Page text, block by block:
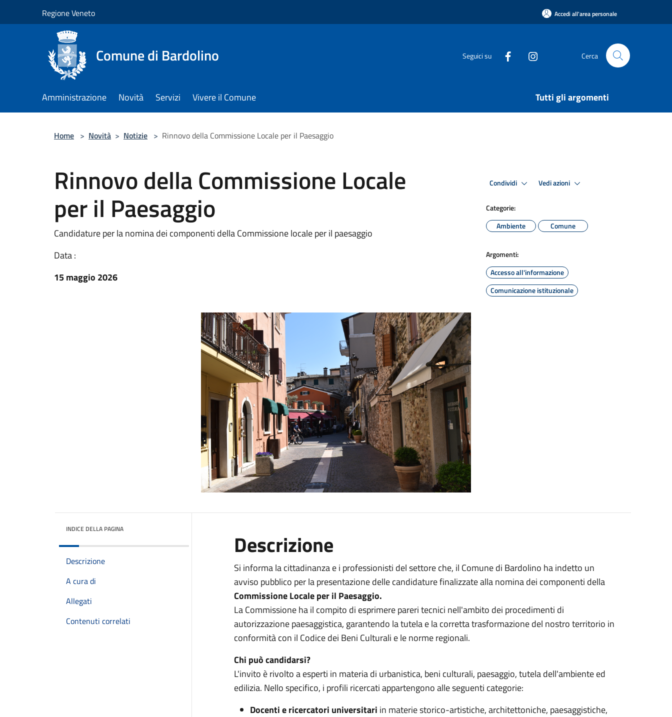
Regione Veneto Accedi all'area personale
Comune di Bardolino Seguici su Cerca
Amministrazione Novità Servizi Vivere il Comune Tutti gli argomenti
Home > Novità > Notizie > Rinnovo della Commissione Locale per il Paesaggio
Rinnovo della Commissione Locale
per il Paesaggio
Candidature per la nomina dei componenti della Commissione locale per il paesaggio
Data :
15 maggio 2026
Condividi Vedi azioni
Categorie:
Ambiente
Comune
Argomenti:
Accesso all'informazione
Comunicazione istituzionale
INDICE DELLA PAGINA
Descrizione
A cura di
Allegati
Contenuti correlati
Descrizione
Si informa la cittadinanza e i professionisti del settore che, il Comune di Bardolino ha indetto un
avviso pubblico per la presentazione delle candidature finalizzate alla nomina dei componenti della
Commissione Locale per il Paesaggio.
La Commissione ha il compito di esprimere pareri tecnici nell'ambito dei procedimenti di
autorizzazione paesaggistica, garantendo la tutela e la corretta trasformazione del nostro territorio in
conformità con il Codice dei Beni Culturali e le norme regionali.
Chi può candidarsi?
L'invito è rivolto a esperti in materia di urbanistica, beni culturali, paesaggio, tutela dell'ambiente ed
edilizia. Nello specifico, i profili ricercati appartengono alle seguenti categorie:
Docenti e ricercatori universitari in materie storico-artistiche, architettoniche, paesaggistiche,